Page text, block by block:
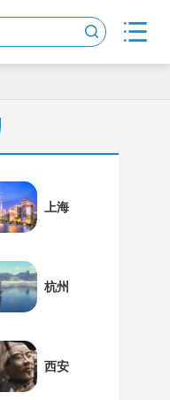
上海
杭州
西安